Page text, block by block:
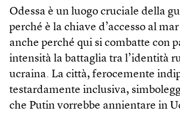
Odessa è un luogo cruciale della
perché è la chiave d’accesso al
anche perché qui si combatte con
intensità la battaglia tra l’identità
ucraina. La città, ferocemente
testardamente inclusiva,
che Putin vorrebbe annientare in